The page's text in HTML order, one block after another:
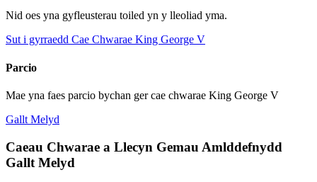
Nid oes yna gyfleusterau toiled yn y lleoliad yma.
Sut i gyrraedd Cae Chwarae King George V
Parcio
Mae yna faes parcio bychan ger cae chwarae King George V
Gallt Melyd
Caeau Chwarae a Llecyn Gemau Amlddefnydd
Gallt Melyd